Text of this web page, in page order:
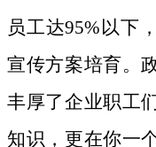
员工达95%以下
宣传方案培育。
丰厚了企业职工
知识，更在你一